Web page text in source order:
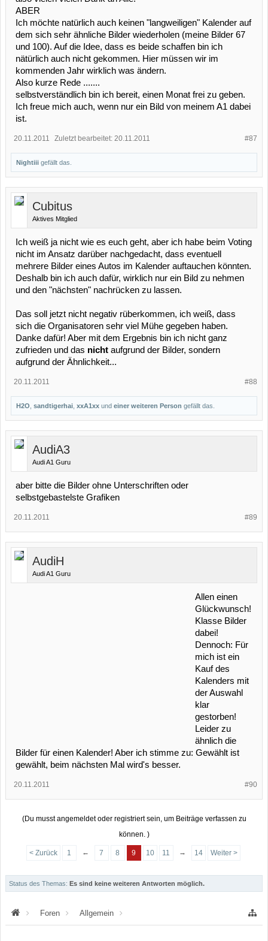
ABER
Ich möchte natürlich auch keinen "langweiligen" Kalender auf
dem sich sehr ähnliche Bilder wiederholen (meine Bilder 67
und 100). Auf die Idee, dass es beide schaffen bin ich
nätürlich auch nicht gekommen. Hier müssen wir im
kommenden Jahr wirklich was ändern.
Also kurze Rede .......
selbstverständlich bin ich bereit, einen Monat frei zu geben.
Ich freue mich auch, wenn nur ein Bild von meinem A1 dabei
ist.
#87
20.11.2011 Zuletzt bearbeitet: 20.11.2011
Nightiii gefällt das.
Cubitus
Aktives Mitglied
Ich weiß ja nicht wie es euch geht, aber ich habe beim Voting
nicht im Ansatz darüber nachgedacht, dass eventuell
mehrere Bilder eines Autos im Kalender auftauchen könnten.
Deshalb bin ich auch dafür, wirklich nur ein Bild zu nehmen
und den "nächsten" nachrücken zu lassen.
Das soll jetzt nicht negativ rüberkommen, ich weiß, dass
sich die Organisatoren sehr viel Mühe gegeben haben.
Danke dafür! Aber mit dem Ergebnis bin ich nicht ganz
zufrieden und das nicht aufgrund der Bilder, sondern
aufgrund der Ähnlichkeit...
#88
20.11.2011
H2O sandtigerhai xxA1xx und einer weiteren Person gefällt das.
AudiA3
Audi A1 Guru
aber bitte die Bilder ohne Unterschriften oder
selbstgebastelste Grafiken
#89
20.11.2011
AudiH
Audi A1 Guru
Allen einen
Glückwunsch!
Klasse Bilder
dabei!
Dennoch: Für
mich ist ein
Kauf des
Kalenders mit
der Auswahl
klar
gestorben!
Leider zu
ähnlich die
Bilder für einen Kalender! Aber ich stimme zu: Gewählt ist
gewählt, beim nächsten Mal wird's besser.
#90
20.11.2011
(Du musst angemeldet oder registriert sein, um Beiträge verfassen zu
können. )
< Zurück 1 ← 7 8 9 10 11 → 14 Weiter >
Status des Themas: Es sind keine weiteren Antworten möglich.
Foren Allgemein